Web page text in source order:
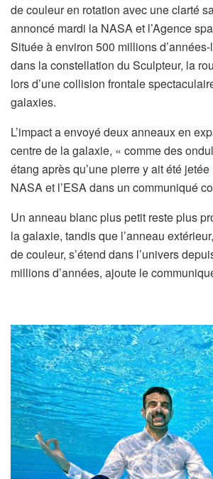
de couleur en rotation avec une clarté
annoncé mardi la NASA et l’Agence
Située à environ 500 millions
dans la constellation du Sculpteur, la
lors d’une collision frontale
galaxies.
L’impact a envoyé deux anneaux en
centre de la galaxie, « comme des
étang après qu’une pierre y ait été
NASA et l’ESA dans un communiqué
Un anneau blanc plus petit reste plus
la galaxie, tandis que l’anneau
de couleur, s’étend dans l’univers
millions d’années, ajoute le